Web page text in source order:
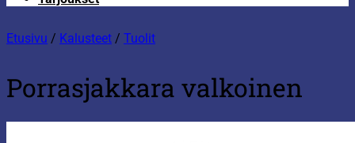
Etusivu / Kalusteet / Tuolit
Porrasjakkara valkoinen